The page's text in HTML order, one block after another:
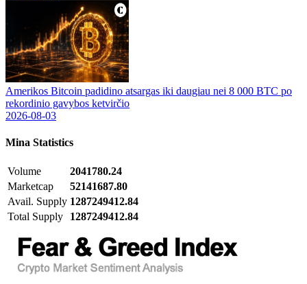
Amerikos Bitcoin padidino atsargas iki daugiau nei 8 000 BTC po
rekordinio gavybos ketvirčio
2026-08-03
Mina Statistics
Volume
2041780.24
Marketcap
52141687.80
Avail. Supply 1287249412.84
Total Supply
1287249412.84